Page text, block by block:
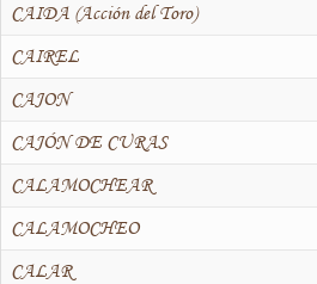
CAIDA (Acción del Toro)
CAIREL
CAJON
CAJÓN DE CURAS
CALAMOCHEAR
CALAMOCHEO
CALAR